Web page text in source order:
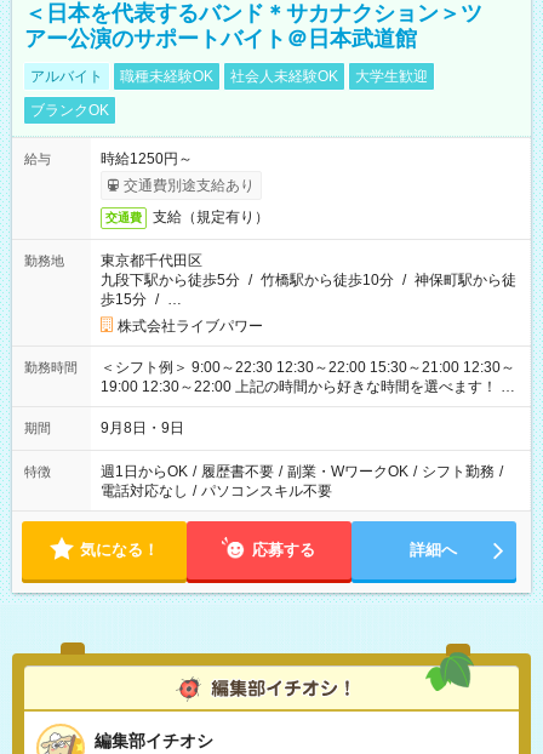
＜日本を代表するバンド＊サカナクション＞ツ
アー公演のサポートバイト＠日本武道館
アルバイト 職種未経験OK 社会人未経験OK
大学生歓迎
ブランクOK
給与
時給1250円～
交通費別途支給あり
交通費 支給（規定有り）
勤務地
東京都千代田区
九段下駅から徒歩5分 / 竹橋駅から徒歩10分 / 神保町駅から徒
歩15分 / …
株式会社ライブパワー
勤務時間
＜シフト例＞ 9:00～22:30 12:30～22:00 15:30～21:00 12:30～
19:00 12:30～22:00 上記の時間から好きな時間を選べます！ ※
時間は変更となる可能性があります
期間 9月8日・9日
特徴 週1日からOK / 履歴書不要 / 副業・WワークOK / シフト勤務 /
電話対応なし / パソコンスキル不要
気になる！ 応募する 詳細へ
編集部イチオシ